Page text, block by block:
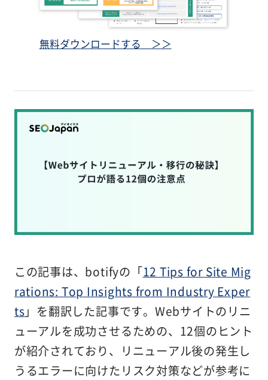
無料ダウンロードする ＞＞
この記事は、botifyの「12 Tips for Site Mig
rations: Top Insights from Industry Exper
ts」を翻訳した記事です。Webサイトのリニ
ューアルを成功させるための、12個のヒント
が紹介されており、リニューアル後の発生し
うるエラーに向けたリスク対策などが参考に